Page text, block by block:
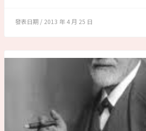
2013 年 4 月 25 日